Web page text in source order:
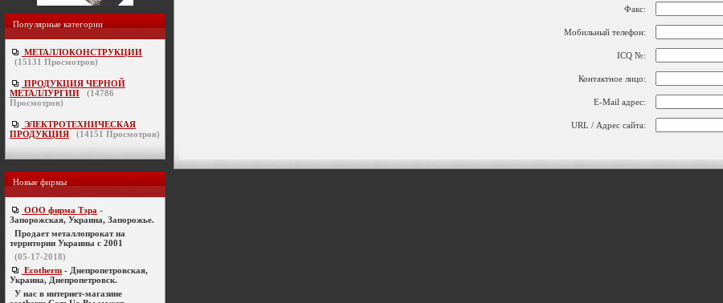
Популярные категории
МЕТАЛЛОКОНСТРУКЦИИ
(15131 Просмотров)
ПРОДУКЦИЯ ЧЕРНОЙ
МЕТАЛЛУРГИИ
(14786
Просмотров)
ЭЛЕКТРОТЕХНИЧЕСКАЯ
ПРОДУКЦИЯ
(14151 Просмотров)
Новые фирмы
ООО фирма Тэра -
Запорожская, Украина, Запорожье.
Продает металлопрокат на
территории Украины с 2001
(05-17-2018)
Ecotherm - Днепропетровская,
Украина, Днепропетровск.
У нас в интернет-магазине
Факс:
Мобильный телефон:
ICQ №:
Контактное лицо:
E-Mail адрес:
URL / Адрес сайта: